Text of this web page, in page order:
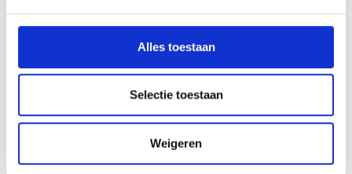
personaliseren, om functies voor social media te bieden
en om ons websiteverkeer te analyseren. Ook delen we
informatie over uw gebruik van onze site met onze
partners voor social media, adverteren en analyse. Deze
verzameld op basis van uw gebruik van hun services.
Alles toestaan
Selectie toestaan
Weigeren